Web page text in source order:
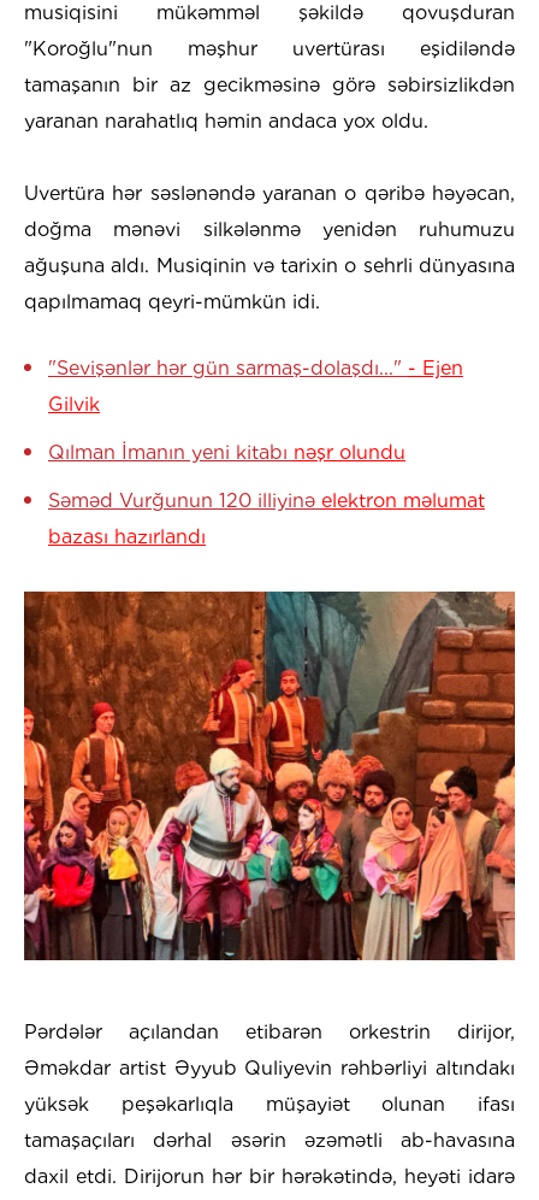
musiqisini mükəmməl şəkildə qovuşduran
"Koroğlu"nun məşhur uvertürası eşidiləndə
tamaşanın bir az gecikməsinə görə səbirsizlikdən
yaranan narahatlıq həmin andaca yox oldu.
Uvertüra hər səslənəndə yaranan o qəribə həyəcan,
doğma mənəvi silkələnmə yenidən ruhumuzu
ağuşuna aldı. Musiqinin və tarixin o sehrli dünyasına
qapılmamaq qeyri-mümkün idi.
"Sevişənlər hər gün sarmaş-dolaşdı..." - Ejen
Gilvik
Qılman İmanın yeni kitabı nəşr olundu
Səməd Vurğunun 120 illiyinə elektron məlumat
bazası hazırlandı
Pərdələr açılandan etibarən orkestrin dirijor,
Əməkdar artist Əyyub Quliyevin rəhbərliyi altındakı
yüksək peşəkarlıqla müşayiət olunan ifası
tamaşaçıları dərhal əsərin əzəmətli ab-havasına
daxil etdi. Dirijorun hər bir hərəkətində, heyəti idarə